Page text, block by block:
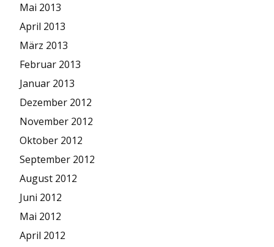
Mai 2013
April 2013
März 2013
Februar 2013
Januar 2013
Dezember 2012
November 2012
Oktober 2012
September 2012
August 2012
Juni 2012
Mai 2012
April 2012